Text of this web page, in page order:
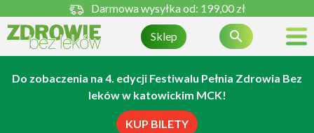
Darmowa wysyłka od: 199,00 zł
Sklep 
Do zobaczenia na 4. edycji Festiwalu Pełnia Zdrowia Bez
leków w katowickim MCK!
KUP BILETY